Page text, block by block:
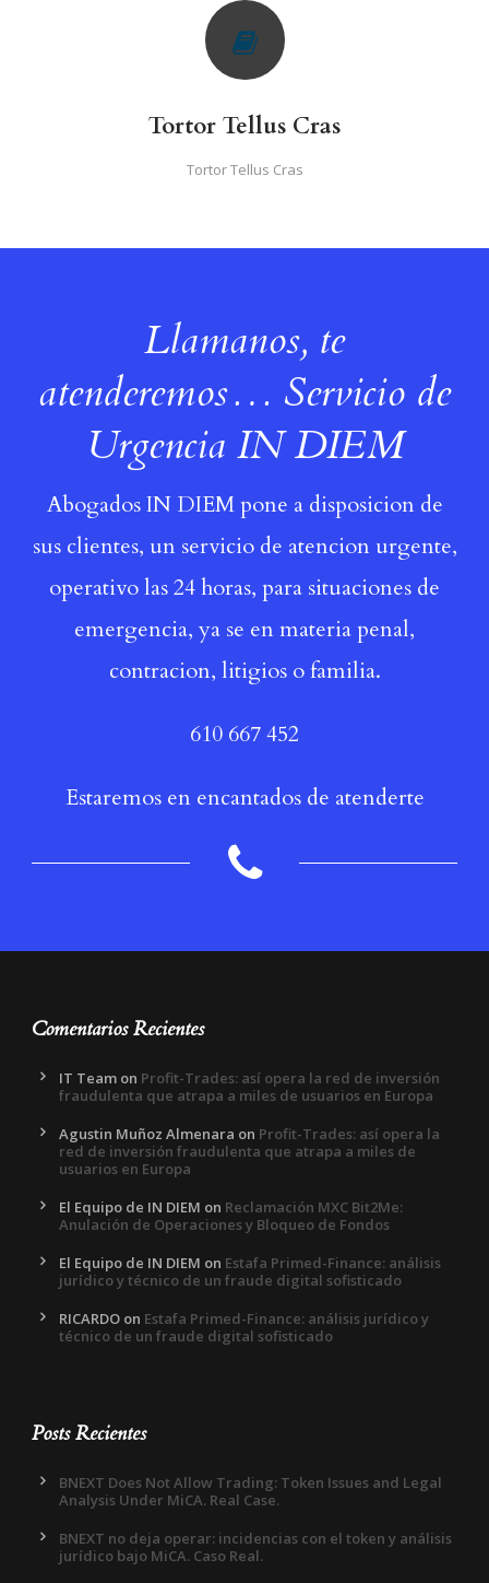
Tortor Tellus Cras
Tortor Tellus Cras
Llamanos, te
atenderemos… Servicio de
Urgencia IN DIEM
Abogados IN DIEM pone a disposicion de
sus clientes, un servicio de atencion urgente,
operativo las 24 horas, para situaciones de
emergencia, ya se en materia penal,
contracion, litigios o familia.
610 667 452
Estaremos en encantados de atenderte
Comentarios Recientes
IT Team on Profit-Trades: así opera la red de inversión
fraudulenta que atrapa a miles de usuarios en Europa
Agustin Muñoz Almenara on Profit-Trades: así opera la
red de inversión fraudulenta que atrapa a miles de
usuarios en Europa
El Equipo de IN DIEM on Reclamación MXC Bit2Me:
Anulación de Operaciones y Bloqueo de Fondos
El Equipo de IN DIEM on Estafa Primed-Finance: análisis
jurídico y técnico de un fraude digital sofisticado
RICARDO on Estafa Primed-Finance: análisis jurídico y
técnico de un fraude digital sofisticado
Posts Recientes
BNEXT Does Not Allow Trading: Token Issues and Legal
Analysis Under MiCA. Real Case.
BNEXT no deja operar: incidencias con el token y análisis
jurídico bajo MiCA. Caso Real.